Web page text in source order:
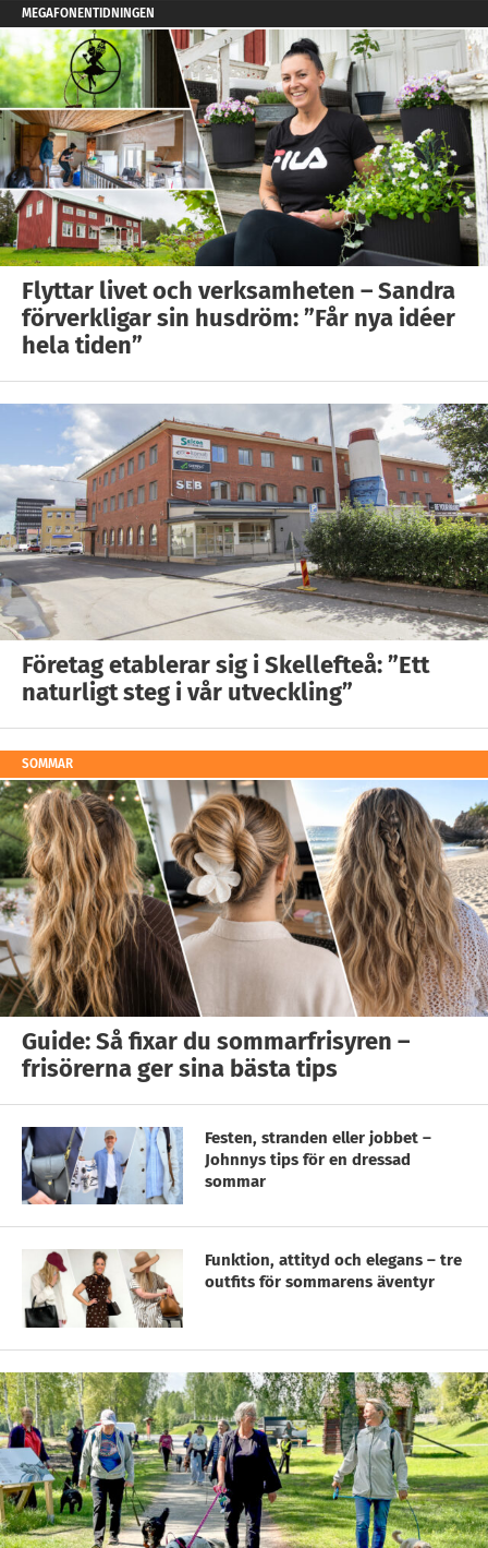
MEGAFONENTIDNINGEN
Flyttar livet och verksamheten – Sandra
förverkligar sin husdröm: ”Får nya idéer
hela tiden”
Företag etablerar sig i Skellefteå: ”Ett
naturligt steg i vår utveckling”
SOMMAR
Guide: Så fixar du sommarfrisyren –
frisörerna ger sina bästa tips
Festen, stranden eller jobbet –
Johnnys tips för en dressad
sommar
Funktion, attityd och elegans – tre
outfits för sommarens äventyr